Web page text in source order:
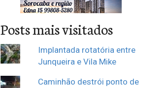
Posts mais visitados
Implantada rotatória entre
Junqueira e Vila Mike
Caminhão destrói ponto de